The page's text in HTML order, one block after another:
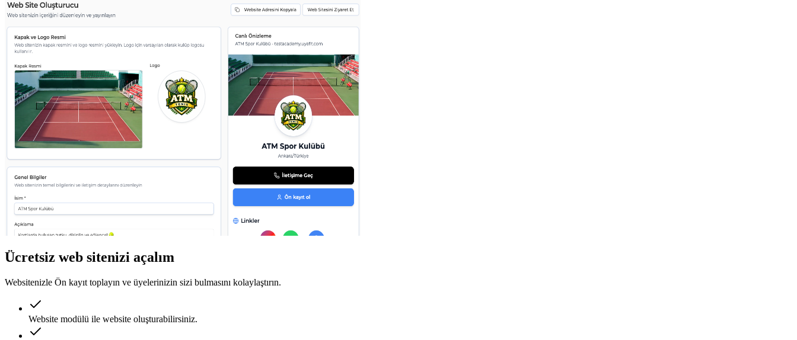
Ücretsiz web sitenizi açalım
Websitenizle Ön kayıt toplayın ve üyelerinizin sizi bulmasını kolaylaştırın.
Website modülü ile website oluşturabilirsiniz.